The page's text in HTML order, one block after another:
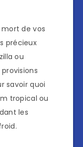
de vos
précieux
ou
savoir quoi
tropical ou
les